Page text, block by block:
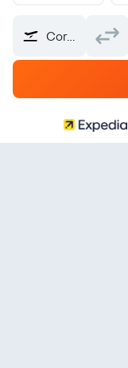
Corning-Elmira (ELM)